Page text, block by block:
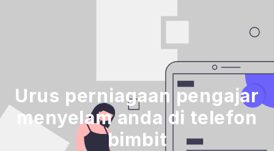
Urus perniagaan pengajar
menyelam anda di telefon
bimbit